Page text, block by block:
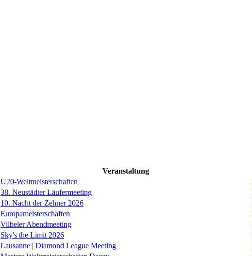
Veranstaltung
U20-Weltmeisterschaften
38. Neustädter Läufermeeting
10. Nacht der Zehner 2026
Europameisterschaften
Vilbeler Abendmeeting
Sky's the Limit 2026
Lausanne | Diamond League Meeting